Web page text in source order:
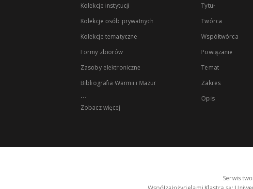
Kolekcje instytucji
Kolekcje osób prywatnych
Kolekcje tematyczne
Formy zbiorów
Zasoby elektroniczne
Bibliografia Warmii i Mazur
...
Zobacz więcej
Tytuł
Twórca
Współtwórca
Powiązanie
Temat
Zakres
Opis
Serwis